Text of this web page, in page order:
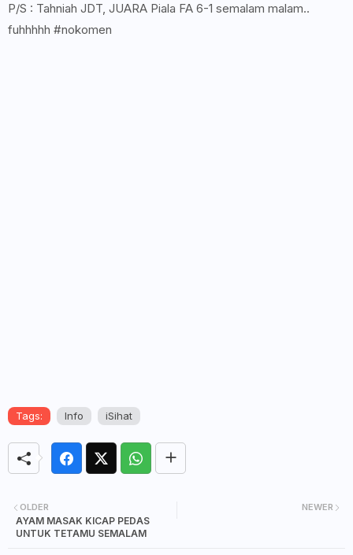
P/S : Tahniah JDT, JUARA Piala FA 6-1 semalam malam..
fuhhhhh #nokomen
Tags: Info iSihat
NEWER
OLDER
AYAM MASAK KICAP PEDAS
UNTUK TETAMU SEMALAM